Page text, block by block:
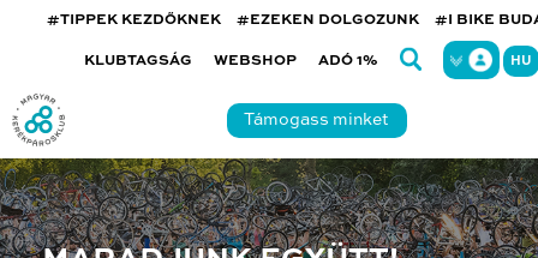
#TIPPEK KEZDŐKNEK #EZEKEN DOLGOZUNK #I BIKE
KLUBTAGSÁG WEBSHOP ADÓ 1% HU
Támogass minket